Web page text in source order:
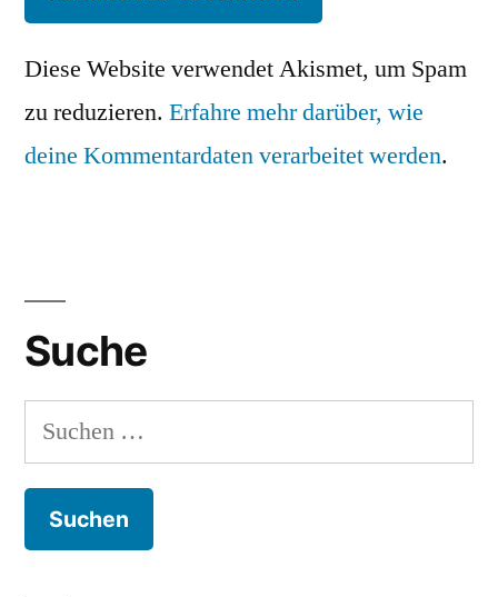
Diese Website verwendet Akismet, um Spam
zu reduzieren. Erfahre mehr darüber, wie
deine Kommentardaten verarbeitet werden.
Suche
Suchen
nach: